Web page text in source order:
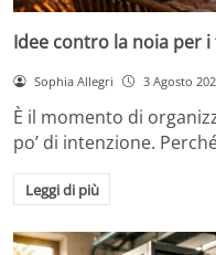
Idee contro la noia per
Sophia Allegri 3 Agosto
È il momento di
po’ di intenzione.
Leggi di più